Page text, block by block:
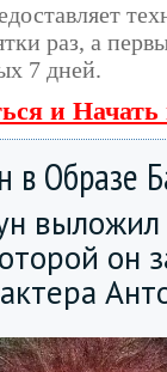
раз, а
7 дней.
и
в Образе
он